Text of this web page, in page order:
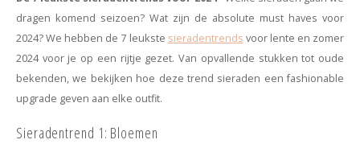
Minimalistische oorbellen
Statement oorbellen
Selected by influencers
Sieraden met bloemen
Let's party
dragen komend seizoen? Wat zijn de absolute must haves voor
2024? We hebben de 7 leukste sieradentrends voor lente en zomer
2024 voor je op een rijtje gezet. Van opvallende stukken tot oude
bekenden, we bekijken hoe deze trend sieraden een fashionable
upgrade geven aan elke outfit.
Sieradentrend 1: Bloemen